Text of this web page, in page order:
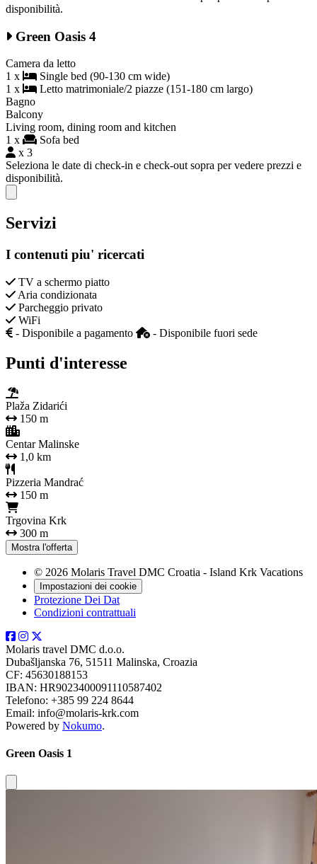
disponibilità.
Green Oasis 4
Camera da letto
1 x
Single bed (90-130 cm wide)
1 x
Letto matrimoniale/2 piazze (151-180 cm largo)
Bagno
Balcony
Living room, dining room and kitchen
1 x
Sofa bed
x 3
Seleziona le date di check-in e check-out sopra per vedere prezzi e
disponibilità.
Close modal
Servizi
I contenuti piu' ricercati
TV a schermo piatto
Aria condizionata
Parcheggio privato
WiFi
- Disponibile a pagamento
- Disponibile fuori sede
Punti d'interesse
Plaža Zidarići
150 m
Centar Malinske
1,0 km
Pizzeria Mandrać
150 m
Trgovina Krk
300 m
Mostra l'offerta
© 2026 Molaris Travel DMC Croatia - Island Krk Vacations
Impostazioni dei cookie
Protezione Dei Dat
Condizioni contrattuali
Molaris travel DMC d.o.o.
Dubašljanska 76, 51511 Malinska, Croazia
CF: 45630188153
IBAN: HR9023400091110587402
Telefono: +385 99 224 8644
Email: info@molaris-krk.com
Powered by Nokumo.
Green Oasis 1
Close modal